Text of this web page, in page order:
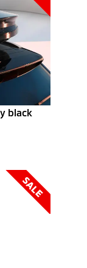
black
SALE